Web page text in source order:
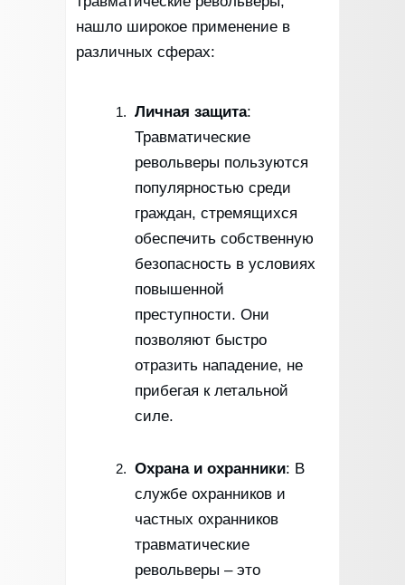
нашло широкое применение в
различных сферах:
Личная защита:
Травматические
револьверы пользуются
популярностью среди
граждан, стремящихся
обеспечить собственную
безопасность в условиях
повышенной
преступности. Они
позволяют быстро
отразить нападение, не
прибегая к летальной
силе.
Охрана и охранники: В
службе охранников и
частных охранников
травматические
револьверы – это